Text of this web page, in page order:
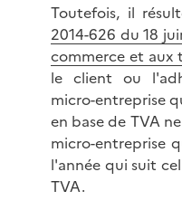
Toutefois, il
2014-626 du 18
commerce et aux
le client ou
micro-entreprise
en base de TVA
micro-entreprise
l'année qui suit
TVA.